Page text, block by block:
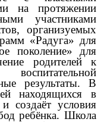
на протяжении
участниками
организуемых
«Радуга» для
поколение» для
родителей к
результаты. В
находящихся в
создаёт условия
ребёнка. Школа